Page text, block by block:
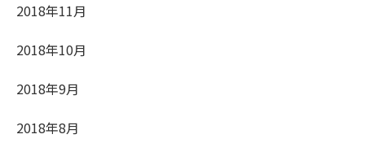
2018年11月
2018年10月
2018年9月
2018年8月